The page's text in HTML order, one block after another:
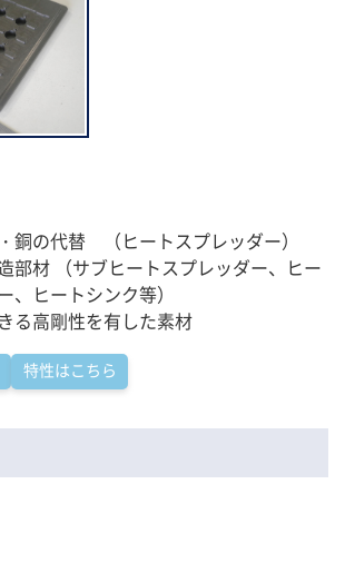
銅の代替 （ヒートスプレッダー）
部材 （サブヒートスプレッダー、ヒー
、ヒートシンク等）
る高剛性を有した素材
特性はこちら